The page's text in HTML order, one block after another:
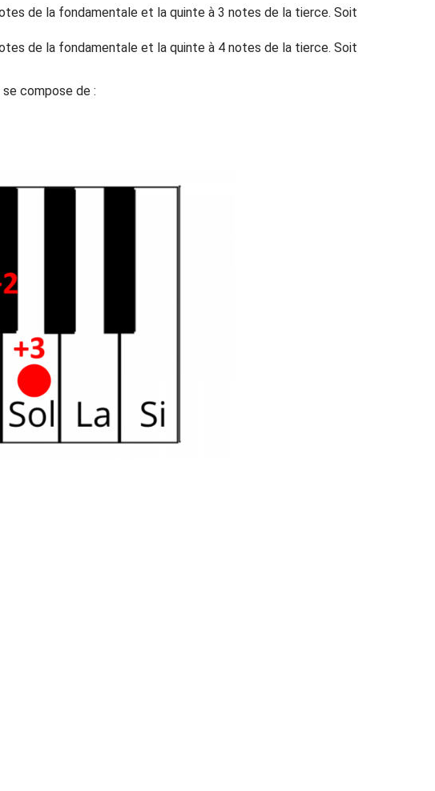
de la fondamentale et la quinte à 3 notes de la tierce. Soit
de la fondamentale et la quinte à 4 notes de la tierce. Soit
se compose de :